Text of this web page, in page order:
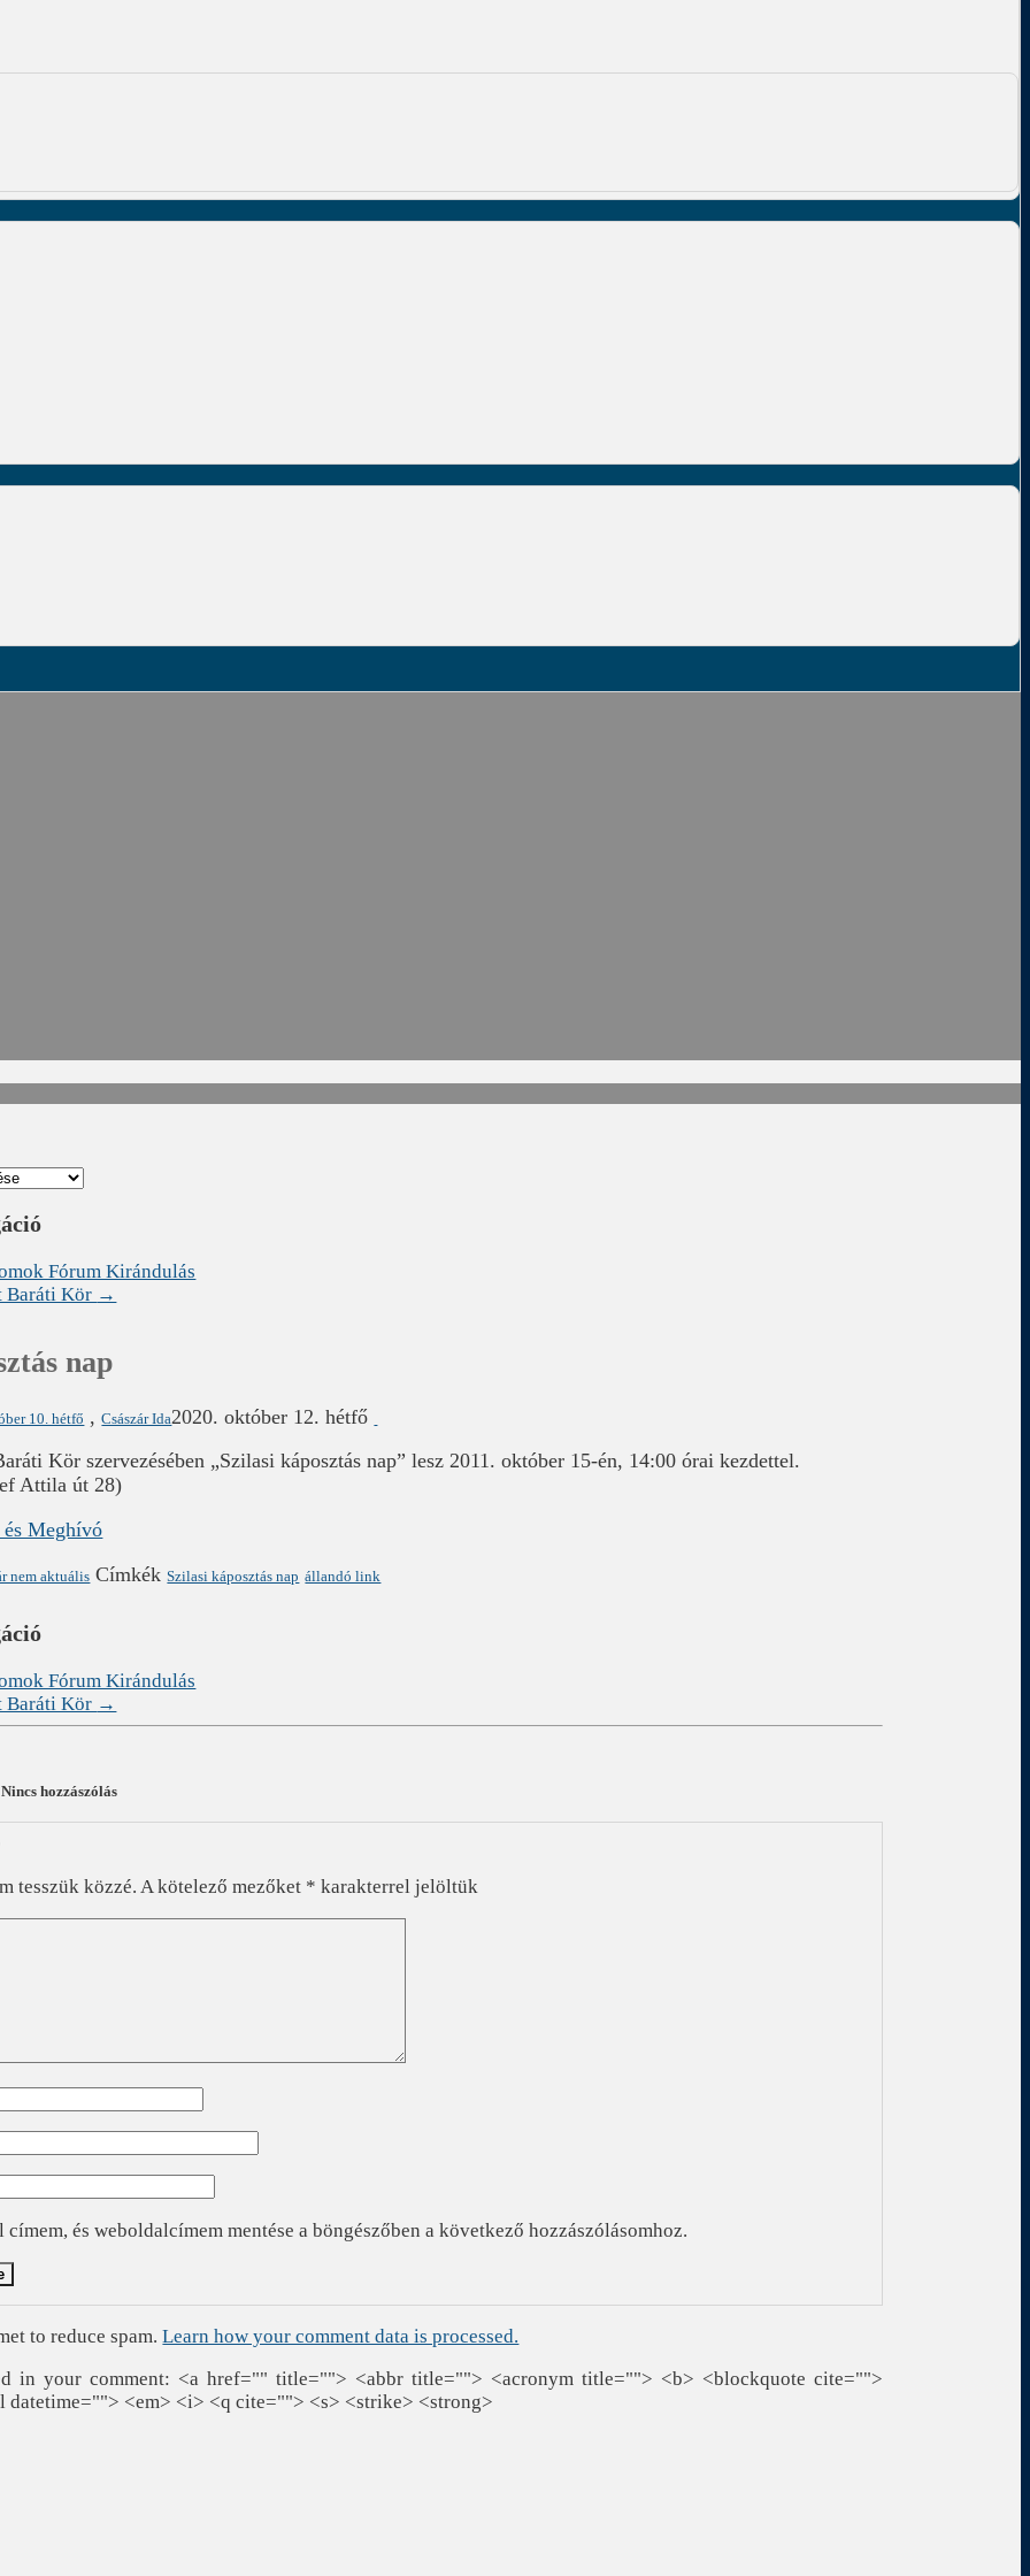
Fórum Kirándulás
Baráti Kör →
nap
10. hétfő ,Császár Ida2020. október 12. hétfő
Kör szervezésében „Szilasi káposztás nap” lesz 2011. október 15-én, 14:00 órai kezdettel.
Attila út 28)
és Meghívó
nem aktuális Címkék Szilasi káposztás nap állandó link
Fórum Kirándulás
Baráti Kör →
hozzászólás
tesszük közzé. A kötelező mezőket * karakterrel jelöltük
címem, és weboldalcímem mentése a böngészőben a következő hozzászólásomhoz.
to reduce spam.Learn how your comment data is processed.
in your comment: <a href="" title=""> <abbr title=""> <acronym title=""> <b> <blockquote cite="">
datetime=""> <em> <i> <q cite=""> <s> <strike> <strong>